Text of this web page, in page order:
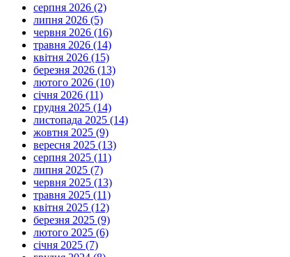
серпня 2026 (2)
липня 2026 (5)
червня 2026 (16)
травня 2026 (14)
квітня 2026 (15)
березня 2026 (13)
лютого 2026 (10)
січня 2026 (11)
грудня 2025 (14)
листопада 2025 (14)
жовтня 2025 (9)
вересня 2025 (13)
серпня 2025 (11)
липня 2025 (7)
червня 2025 (13)
травня 2025 (11)
квітня 2025 (12)
березня 2025 (9)
лютого 2025 (6)
січня 2025 (7)